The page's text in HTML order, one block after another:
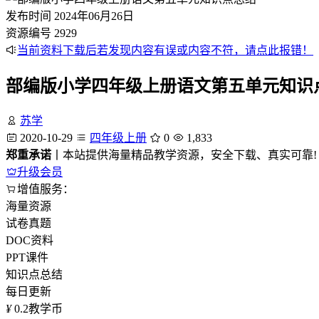
发布时间 2024年06月26日
资源编号 2929
当前资料下载后若发现内容有误或内容不符，请点此报错！
部编版小学四年级上册语文第五单元知识
苏学
2020-10-29
四年级上册 0
1,833
郑重承诺 丨本站提供海量精品教学资源，安全下载、真实可靠!
升级会员
增值服务：
海量资源
试卷真题
DOC资料
PPT课件
知识点总结
每日更新
¥ 0.2教学币